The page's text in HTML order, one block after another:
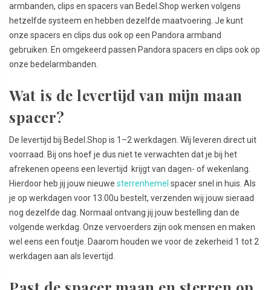
armbanden, clips en spacers van Bedel.Shop werken volgens
hetzelfde systeem en hebben dezelfde maatvoering. Je kunt
onze spacers en clips dus ook op een Pandora armband
gebruiken. En omgekeerd passen Pandora spacers en clips ook op
onze bedelarmbanden.
Wat is de levertijd van mijn maan
spacer?
De levertijd bij Bedel.Shop is 1–2 werkdagen. Wij leveren direct uit
voorraad. Bij ons hoef je dus niet te verwachten dat je bij het
afrekenen opeens een levertijd krijgt van dagen- of wekenlang.
Hierdoor heb jij jouw nieuwe sterrenhemel spacer snel in huis. Als
je op werkdagen voor 13.00u bestelt, verzenden wij jouw sieraad
nog dezelfde dag. Normaal ontvang jij jouw bestelling dan de
volgende werkdag. Onze vervoerders zijn ook mensen en maken
wel eens een foutje. Daarom houden we voor de zekerheid 1 tot 2
werkdagen aan als levertijd.